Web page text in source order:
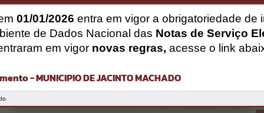
01/01/2026 entra em vigor a obrigatoriedade de
de Dados Nacional das Notas de Serviço
em vigor novas regras, acesse o link
- MUNICIPIO DE JACINTO MACHADO
CÓDIGO DA MENSAGEM: EST-000040
Ocorreu um erro de script:
Uncaught SyntaxError: Unexpected token '('
https://jacintomachado.atende.net/cidadao/pagina/static/bundle/wp
o_index_2_base_l2_portal_editores_sync_8561ff93b515c0349ff614bb
Verificar Mais Detalhes